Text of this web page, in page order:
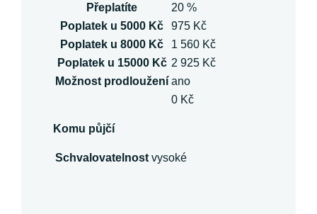
Přeplatíte
20 %
Poplatek u 5000 Kč
975 Kč
Poplatek u 8000 Kč
1 560 Kč
Poplatek u 15000 Kč 2 925 Kč
Možnost prodloužení ano
0 Kč
Komu půjčí
Schvalovatelnost vysoké